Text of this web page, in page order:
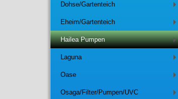
Dohse/Gartenteich
Eheim/Gartenteich
Hailea Pumpen
Laguna
Oase
Osaga/Filter/Pumpen/UVC